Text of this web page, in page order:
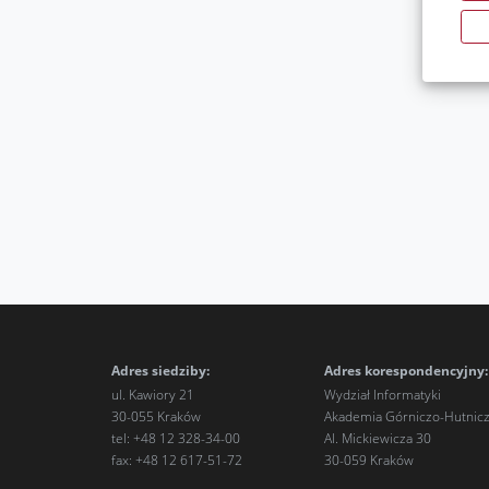
Adres siedziby:
ul. Kawiory 21
30-055 Kraków
tel: +48 12 328-34-00
fax: +48 12 617-51-72
Adres korespondencyjny:
Wydział Informatyki
Akademia Górniczo-
Al. Mickiewicza 30
30-059 Kraków